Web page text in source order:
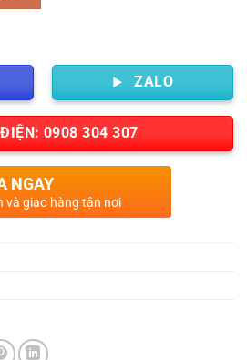
ZALO
0908 304 307
NGAY
và giao hàng tận nơi